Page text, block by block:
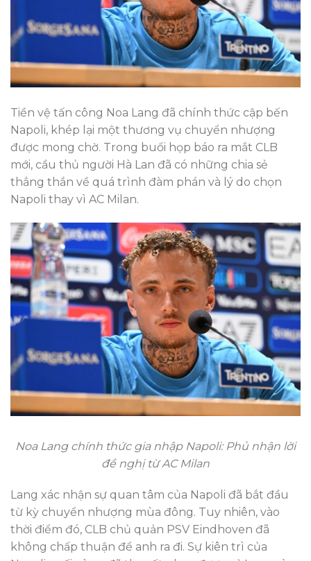
Tiền vệ tấn công Noa Lang đã chính thức cập bến
Napoli, khép lại một thương vụ chuyển nhượng
được mong chờ. Trong buổi họp báo ra mắt CLB
mới, cầu thủ người Hà Lan đã có những chia sẻ
thẳng thắn về quá trình đàm phán và lý do chọn
Napoli thay vì AC Milan.
Noa Lang chính thức gia nhập Napoli: Phủ nhận lời
đề nghị từ AC Milan
Lang xác nhận sự quan tâm của Napoli đã bắt đầu
từ kỳ chuyển nhượng mùa đông. Tuy nhiên, vào
thời điểm đó, CLB chủ quản PSV Eindhoven đã
không chấp thuận để anh ra đi. Sự kiên trì của